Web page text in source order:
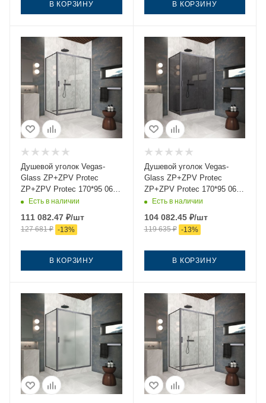
В КОРЗИНУ В КОРЗИНУ
Душевой уголок Vegas-
Glass ZP+ZPV Protec
ZP+ZPV Protec 170*95 06
crystalvision 170х95 стекло
вороненая сталь без
поддона
Есть в наличии
111 082.47 ₽/шт
127 681₽ -13%
В КОРЗИНУ
Душевой уголок Vegas-
Glass ZP+ZPV Protec
ZP+ZPV Protec 170*95 06
07 170х95 стекло
вороненая сталь без
поддона
Есть в наличии
104 082.45₽/шт
119 635₽ -13%
В КОРЗИНУ